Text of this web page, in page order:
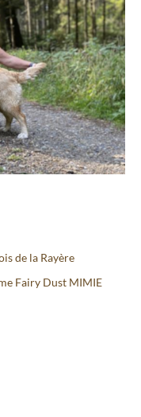
de la Rayère
Fairy Dust MIMIE